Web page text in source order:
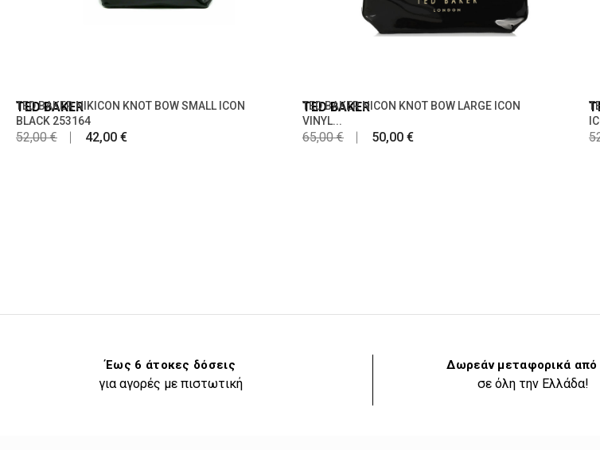
TED BAKER
TED BAKER NIKICON KNOT BOW SMALL ICON
BLACK 253164
52,00 € 42,00 €
TED BAKER
TED BAKER NICON KNOT BOW LARGE ICON
VINYL...
65,00 € 50,00 €
Έως 6 άτοκες δόσεις
για αγορές με πιστωτική
Δωρεάν μεταφορικά από
σε όλη την Ελλάδα!